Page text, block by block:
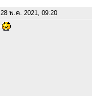
28 พ.ค. 2021, 09:20